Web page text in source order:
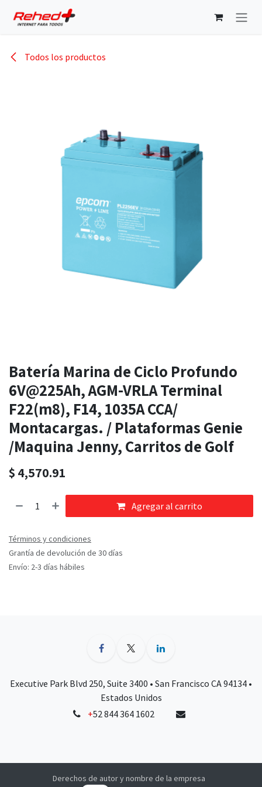
Todos los productos
Batería Marina de Ciclo Profundo
6V@225Ah, AGM-VRLA Terminal
F22(m8), F14, 1035A CCA/
Montacargas. / Plataformas Genie
/Maquina Jenny, Carritos de Golf
$ 4,570.91
Agregar al carrito
Términos y condiciones
Grantía de devolución de 30 días
Envío: 2-3 días hábiles
Executive Park Blvd 250, Suite 3400 • San Francisco CA 94134 •
Estados Unidos
+52 844 364 1602
Derechos de autor y nombre de la empresa